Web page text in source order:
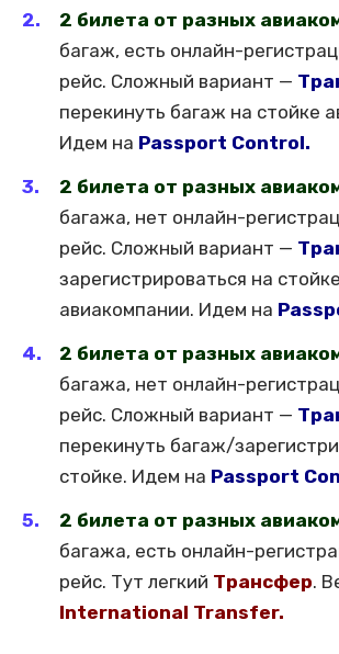
2 билета от разных
багаж, есть онлайн-
рейс. Сложный вариант —
перекинуть багаж на стойке
Идем на Passport Control.
2 билета от разных
багажа, нет онлайн-
рейс. Сложный вариант —
зарегистрироваться на стойке
авиакомпании. Идем на
2 билета от разных
багажа, нет онлайн-
рейс. Сложный вариант —
перекинуть багаж/
стойке. Идем на Passport
2 билета от разных
багажа, есть онлайн-
рейс. Тут легкий Трансфер.
International Transfer.